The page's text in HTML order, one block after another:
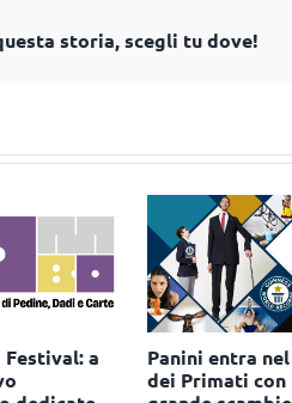
storia, scegli tu dove!
i giochi
gli
Dal Negro
partnership